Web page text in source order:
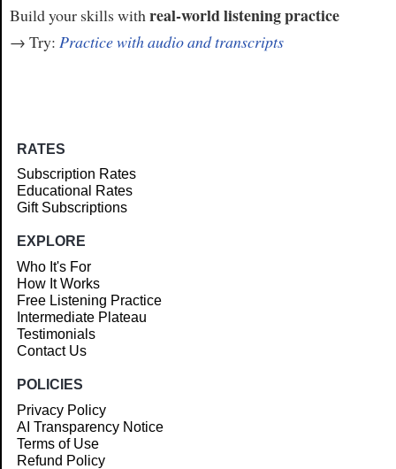
Build your skills withreal-world listening practice
→ Try: Practice with audio and transcripts
RATES
Subscription Rates
Educational Rates
Gift Subscriptions
EXPLORE
Who It's For
How It Works
Free Listening Practice
Intermediate Plateau
Testimonials
Contact Us
POLICIES
Privacy Policy
AI Transparency Notice
Terms of Use
Refund Policy